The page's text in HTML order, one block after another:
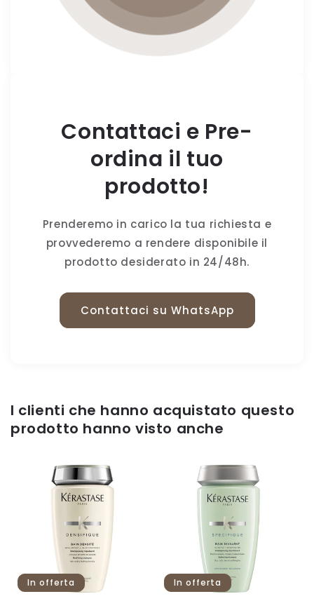
Contattaci e Pre-
ordina il tuo
prodotto!
Prenderemo in carico la tua richiesta e
provvederemo a rendere disponibile il
prodotto desiderato in 24/48h.
Contattaci su WhatsApp
I clienti che hanno acquistato questo
prodotto hanno visto anche
In offerta In offerta